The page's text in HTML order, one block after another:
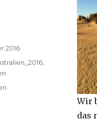
Wir
das
2016
,